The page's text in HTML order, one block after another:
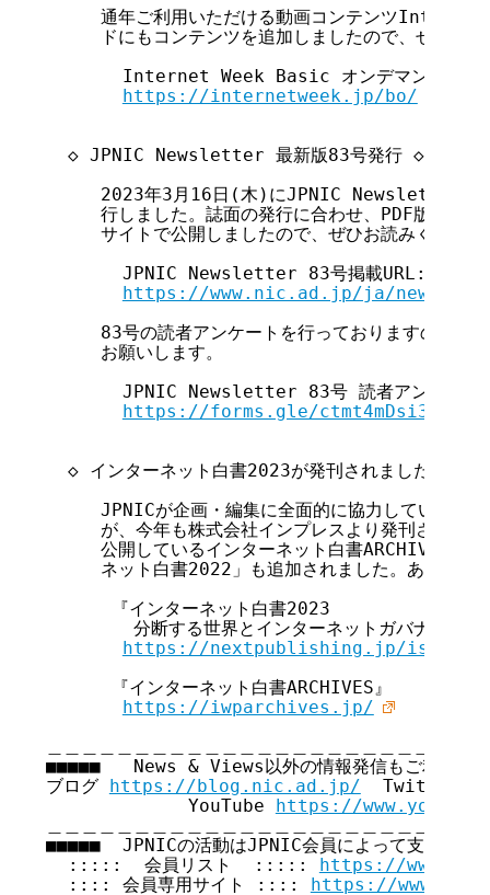
通年ご利用いただける動画コンテンツ
ドにもコンテンツを追加しましたので、ぜひご視
       Internet Week Basic オンデマンド
https://internetweek.jp/bo/
  ◇ JPNIC Newsletter 最新版83号発行 ◇
2023年3月16日(木)にJPNIC Newsletter(会
行しました。誌面の発行に合わせ、PDF版およ
サイトで公開しましたので、ぜひお読みください
       JPNIC Newsletter 83号掲載URL:
https://www.nic.ad.jp/ja/
83号の読者アンケートを行っておりますので、
     お願いします。
       JPNIC Newsletter 83号 読者アンケート
https://forms.gle/
  ◇ インターネット白書2023が発刊されました ◇
JPNICが企画・編集に全面的に協力している「
が、今年も株式会社インプレスより発刊されまし
公開しているインターネット白書ARCHIVESには
ネット白書2022」も追加されました。あわせて
      『インターネット白書2023
        分断する世界とインターネットガバナンス』
https://nextpublishing.jp/isbn/
      『インターネット白書ARCHIVES』
https://iwparchives.jp/
■■■■■   News & Views以外の情報発信もご利用く
ブログ https://blog.nic.ad.jp/
  Twitter
             YouTube
https://
■■■■■  JPNICの活動はJPNIC会員によって支えら
  :::::  会員リスト  :::::
https://
  :::: 会員専用サイト ::::
https://